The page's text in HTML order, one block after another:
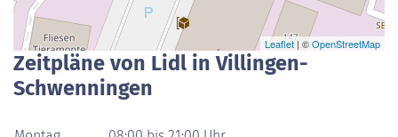
Leaflet| ©OpenStreetMap
Zeitpläne von Lidl in Villingen-
Schwenningen